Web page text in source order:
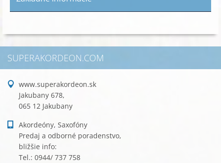
SUPERAKORDEON.COM
www.superakordeon.sk
Jakubany 678,
065 12 Jakubany
Akordeóny, Saxofóny
Predaj a odborné poradenstvo,
bližšie info:
Tel.: 0944/ 737 758